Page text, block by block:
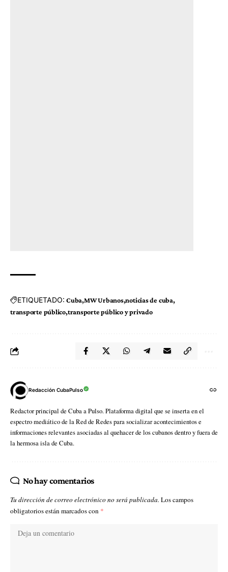
ETIQUETADO: Cuba MW Urbanos noticias de cuba
transporte público transporte público y privado
Redacción CubaPulso
Redactor principal de Cuba a Pulso. Plataforma digital que se inserta en el
espectro mediático de la Red de Redes para socializar acontecimientos e
informaciones relevantes asociadas al quehacer de los cubanos dentro y fuera de
la hermosa isla de Cuba.
No hay comentarios
Tu dirección de correo electrónico no será publicada. Los campos
obligatorios están marcados con *